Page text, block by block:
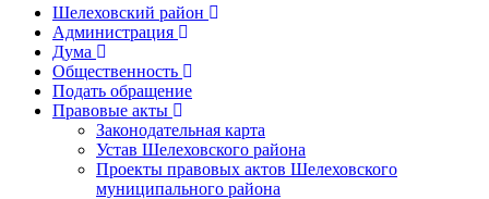
Шелеховский район
Администрация
Дума
Общественность
Подать обращение
Правовые акты
Законодательная карта
Устав Шелеховского района
Проекты правовых актов Шелеховского
муниципального района